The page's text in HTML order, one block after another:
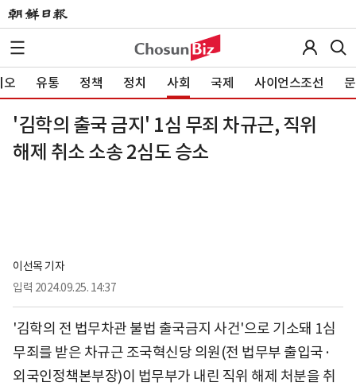
오 유통 정책 정치 사회 국제 사이언스조선
'김학의 출국 금지' 1심 무죄 차규근, 직위
해제 취소 소송 2심도 승소
이선목 기자
입력 2024.09.25. 14:37
'김학의 전 법무차관 불법 출국금지 사건'으로 기소돼 1심
무죄를 받은 차규근 조국혁신당 의원(전 법무부 출입국·
외국인정책본부장)이 법무부가 내린 직위 해제 처분을 취